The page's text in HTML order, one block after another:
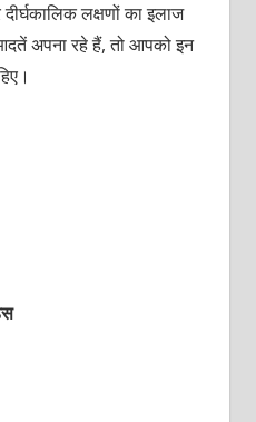
लक्षणों का इलाज
अपना रहे हैं, तो आपको इन